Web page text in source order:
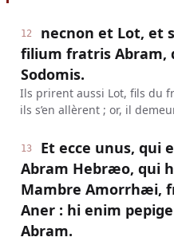
12
necnon et Lot, et
filium fratris Abram,
Sodomis.
Ils prirent aussi Lot, fils du
ils s’en allèrent ; or, il
13
Et ecce unus, qui
Abram Hebræo, qui
Mambre Amorrhæi,
Aner : hi enim
Abram.